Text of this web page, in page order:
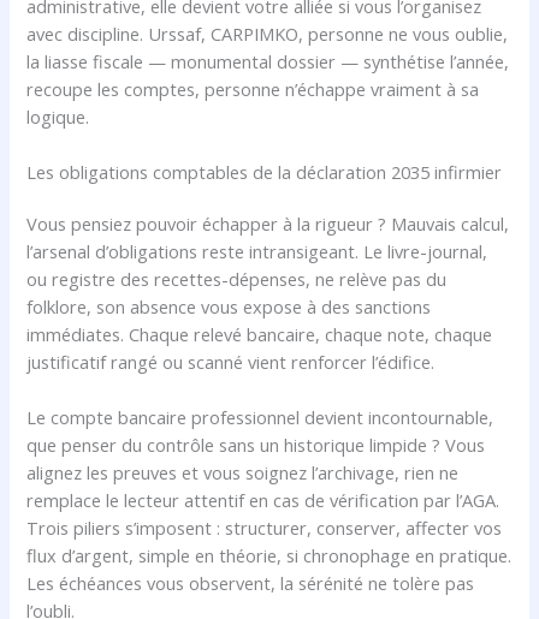
administrative, elle devient votre alliée si vous l’organisez
avec discipline. Urssaf, CARPIMKO, personne ne vous oublie,
la liasse fiscale — monumental dossier — synthétise l’année,
recoupe les comptes, personne n’échappe vraiment à sa
logique.
Les obligations comptables de la déclaration 2035 infirmier
Vous pensiez pouvoir échapper à la rigueur ? Mauvais calcul,
l’arsenal d’obligations reste intransigeant. Le livre-journal,
ou registre des recettes-dépenses, ne relève pas du
folklore, son absence vous expose à des sanctions
immédiates. Chaque relevé bancaire, chaque note, chaque
justificatif rangé ou scanné vient renforcer l’édifice.
Le compte bancaire professionnel devient incontournable,
que penser du contrôle sans un historique limpide ? Vous
alignez les preuves et vous soignez l’archivage, rien ne
remplace le lecteur attentif en cas de vérification par l’AGA.
Trois piliers s’imposent : structurer, conserver, affecter vos
flux d’argent, simple en théorie, si chronophage en pratique.
Les échéances vous observent, la sérénité ne tolère pas
l’oubli.